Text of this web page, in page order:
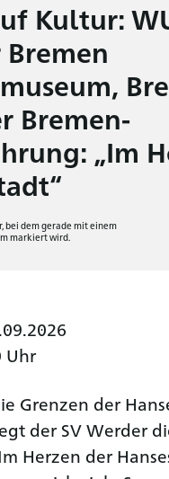
Kultur:
Bremen-
„Im
Uhr
Grenzen der
der SV Werder
Herzen der